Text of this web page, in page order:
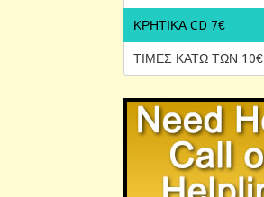
ΚΡΗΤΙΚΑ CD 7€
ΤΙΜΕΣ ΚΑΤΩ ΤΩΝ 10€